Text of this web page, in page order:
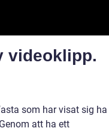
videoklipp.
som har visat sig ha
att ha ett